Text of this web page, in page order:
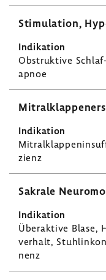
Stimu­la­tion,
Obstruk­tive
apnoe
zienz
Sakrale
Über­ak­tive Blase,
ver­halt,
nenz